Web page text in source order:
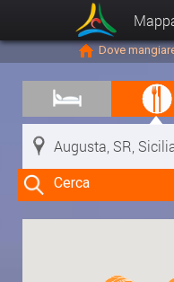
Dove
Cerca